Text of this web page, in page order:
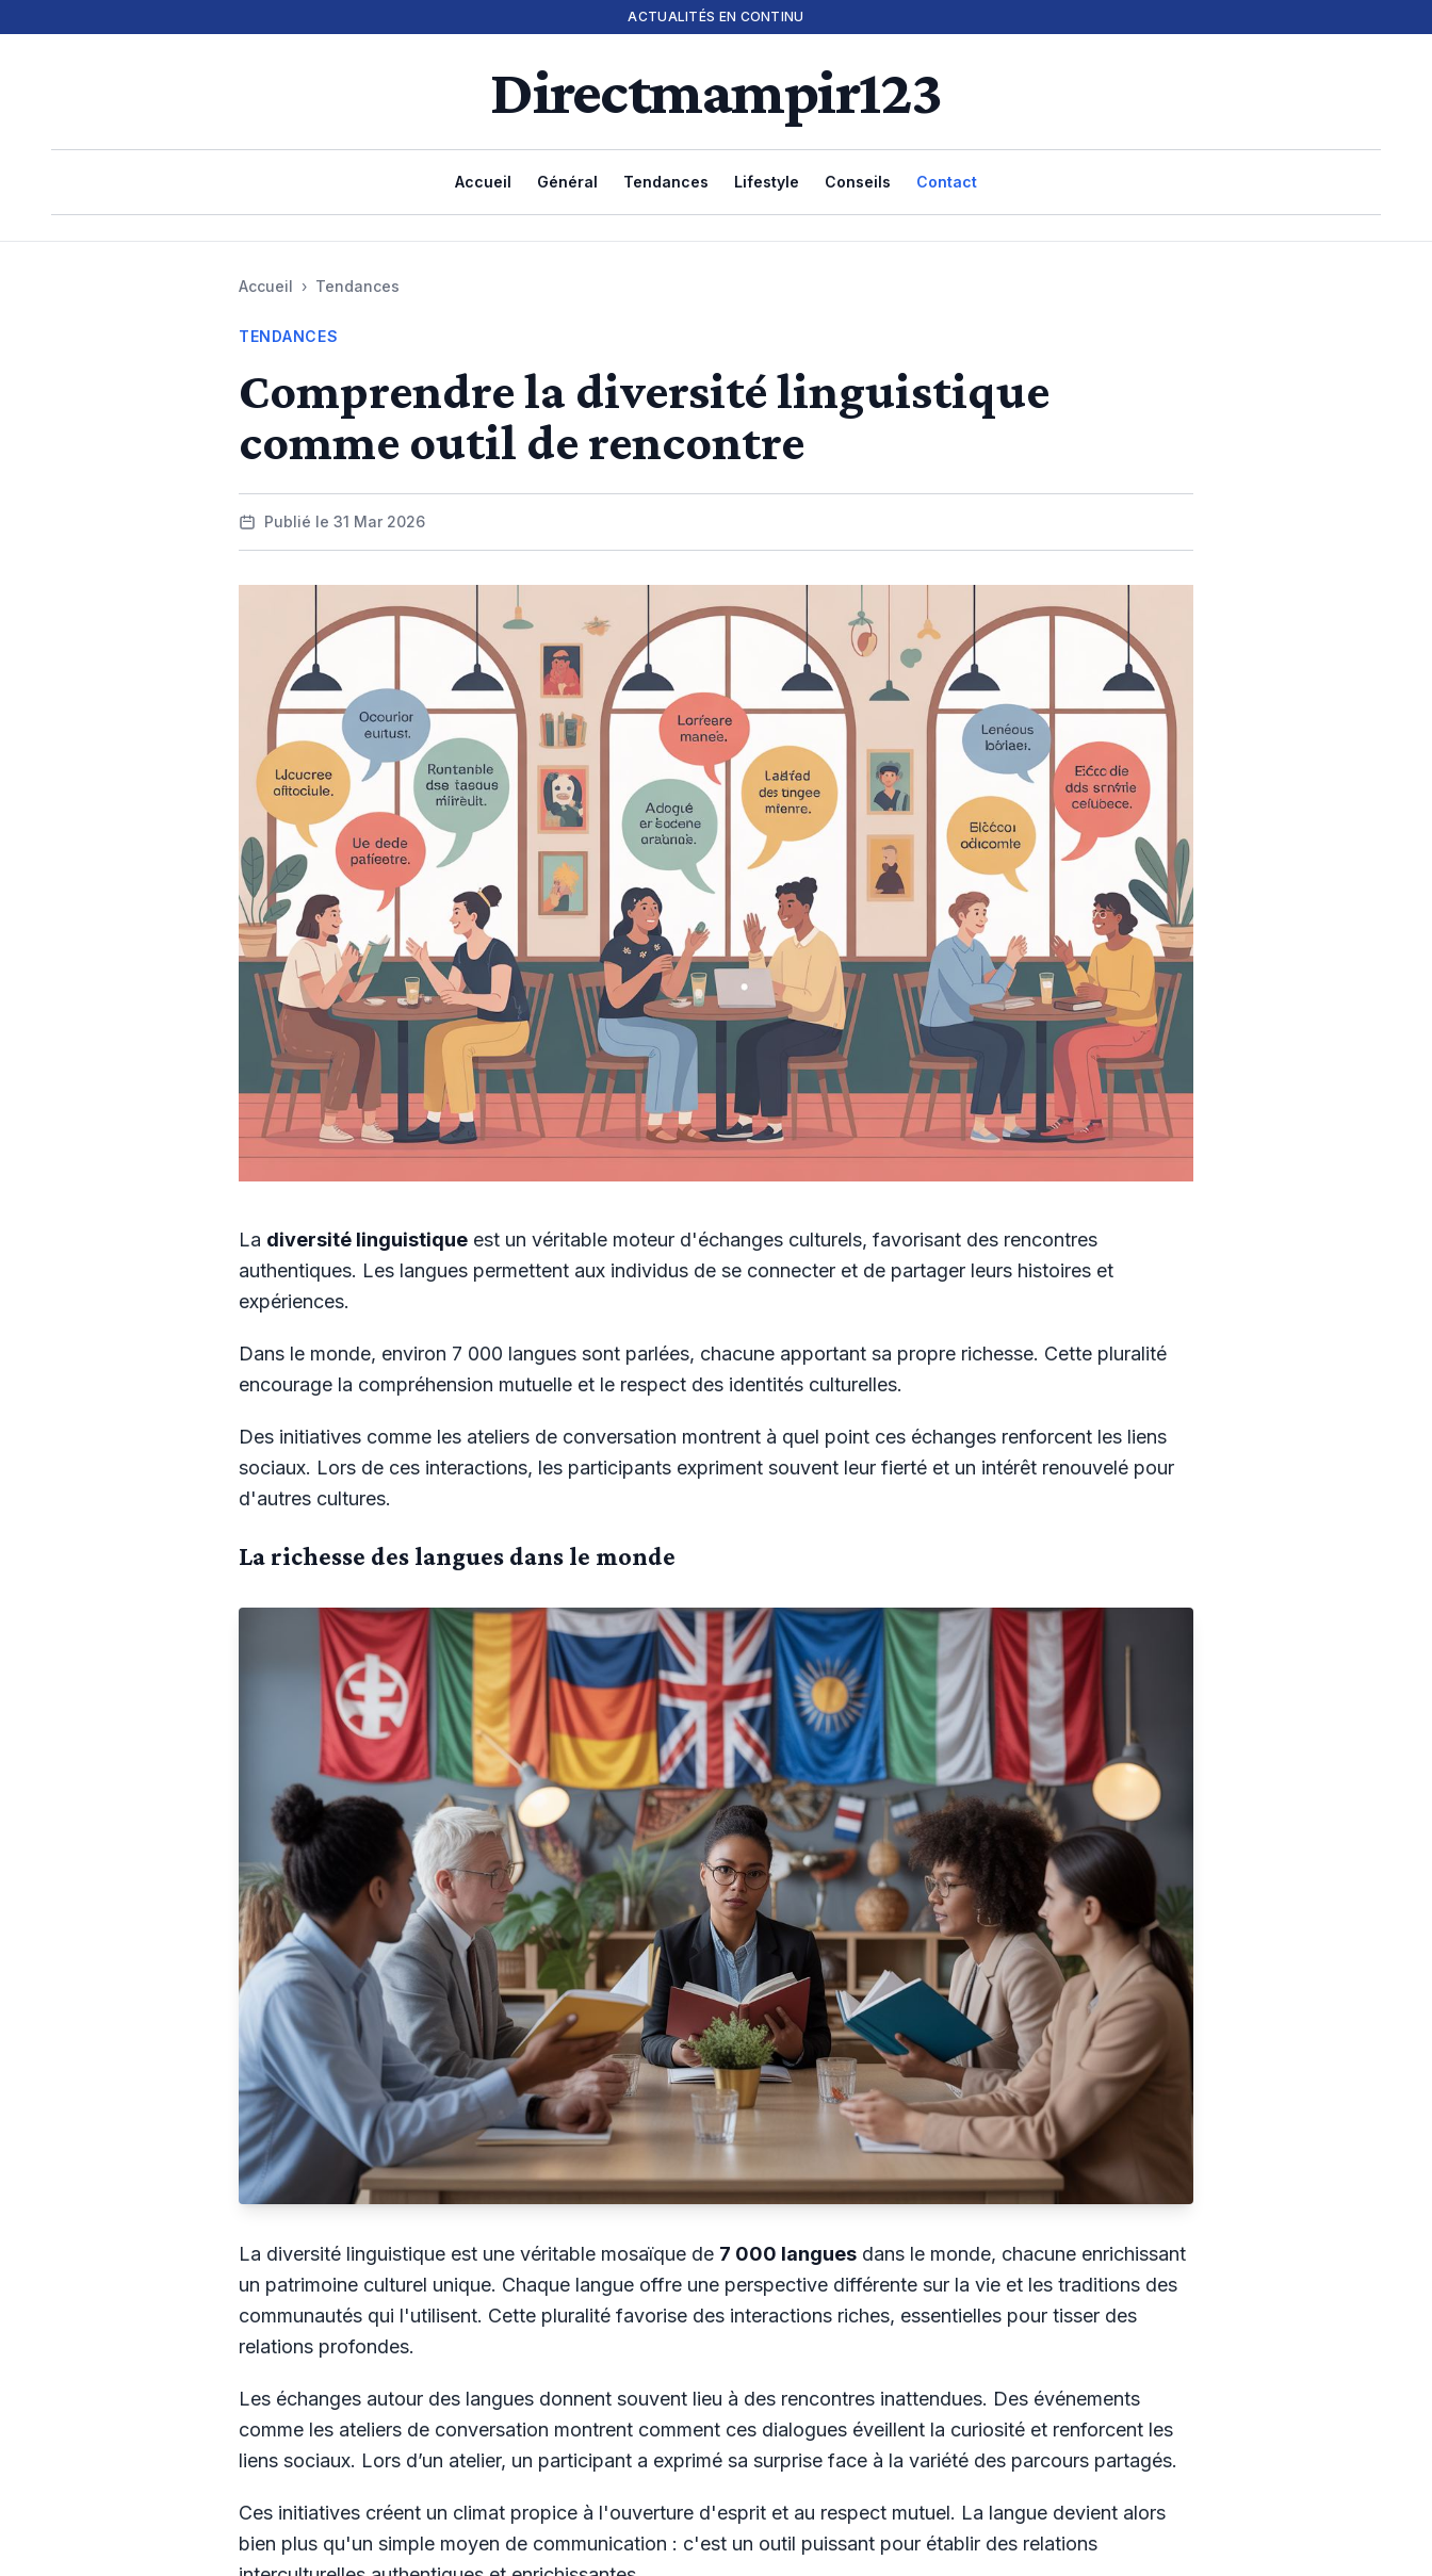
ACTUALITÉS EN CONTINU
Directmampir123
Accueil Général Tendances Lifestyle Conseils Contact
Accueil › Tendances
TENDANCES
Comprendre la diversité linguistique
comme outil de rencontre
Publié le 31 Mar 2026
La diversité linguistique est un véritable moteur d'échanges culturels, favorisant des rencontres
authentiques. Les langues permettent aux individus de se connecter et de partager leurs histoires et
expériences.
Dans le monde, environ 7 000 langues sont parlées, chacune apportant sa propre richesse. Cette pluralité
encourage la compréhension mutuelle et le respect des identités culturelles.
Des initiatives comme les ateliers de conversation montrent à quel point ces échanges renforcent les liens
sociaux. Lors de ces interactions, les participants expriment souvent leur fierté et un intérêt renouvelé pour
d'autres cultures.
La richesse des langues dans le monde
La diversité linguistique est une véritable mosaïque de 7 000 langues dans le monde, chacune enrichissant
un patrimoine culturel unique. Chaque langue offre une perspective différente sur la vie et les traditions des
communautés qui l'utilisent. Cette pluralité favorise des interactions riches, essentielles pour tisser des
relations profondes.
Les échanges autour des langues donnent souvent lieu à des rencontres inattendues. Des événements
comme les ateliers de conversation montrent comment ces dialogues éveillent la curiosité et renforcent les
liens sociaux. Lors d’un atelier, un participant a exprimé sa surprise face à la variété des parcours partagés.
Ces initiatives créent un climat propice à l'ouverture d'esprit et au respect mutuel. La langue devient alors
bien plus qu'un simple moyen de communication : c'est un outil puissant pour établir des relations